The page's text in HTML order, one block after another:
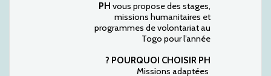
PH vous propose des stages,
missions humanitaires et
programmes de volontariat au
Togo pour l’année
POURQUOI CHOISIR PH ?